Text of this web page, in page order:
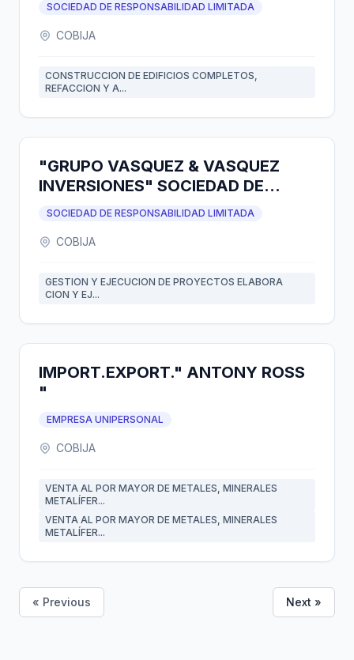
SOCIEDAD DE RESPONSABILIDAD LIMITADA
COBIJA
CONSTRUCCION DE EDIFICIOS COMPLETOS,
REFACCION Y A...
"GRUPO VASQUEZ & VASQUEZ
INVERSIONES" SOCIEDAD DE
RESPONSABILIDAD LIMITADA
SOCIEDAD DE RESPONSABILIDAD LIMITADA
COBIJA
GESTION Y EJECUCION DE PROYECTOS ELABORA
CION Y EJ...
IMPORT.EXPORT." ANTONY ROSS
"
EMPRESA UNIPERSONAL
COBIJA
VENTA AL POR MAYOR DE METALES, MINERALES
METALÍFER...
VENTA AL POR MAYOR DE METALES, MINERALES
METALÍFER...
« Previous Next »